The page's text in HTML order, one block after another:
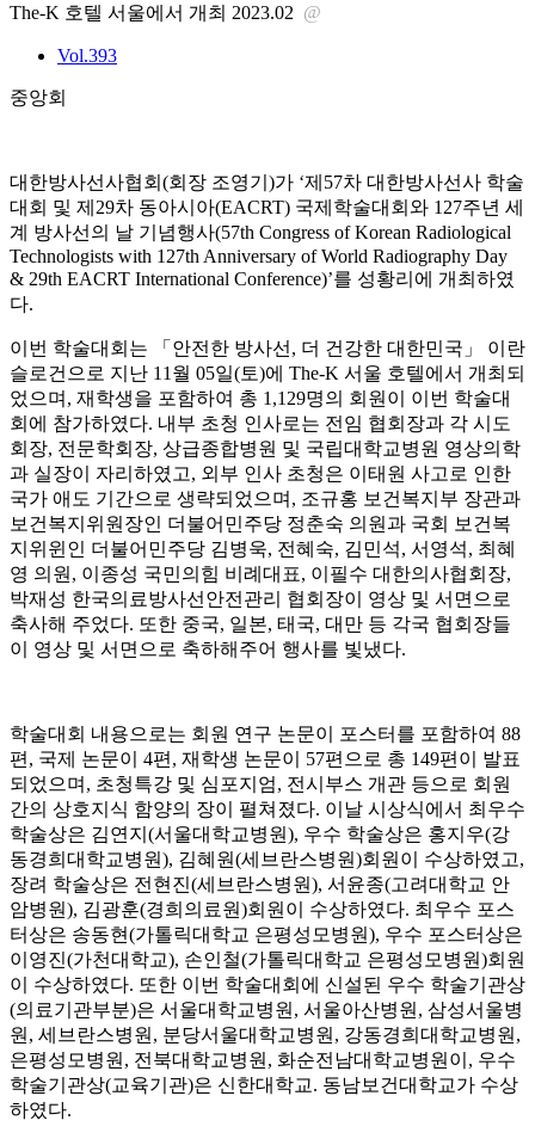
The-K 호텔 서울에서 개최 2023.02 @
Vol.393
중앙회
대한방사선사협회(회장 조영기)가 ‘제57차 대한방사선사 학술
대회 및 제29차 동아시아(EACRT) 국제학술대회와 127주년 세
계 방사선의 날 기념행사(57th Congress of Korean Radiological
Technologists with 127th Anniversary of World Radiography Day
& 29th EACRT International Conference)’를 성황리에 개최하였
다.
이번 학술대회는 「안전한 방사선, 더 건강한 대한민국」 이란
슬로건으로 지난 11월 05일(토)에 The-K 서울 호텔에서 개최되
었으며, 재학생을 포함하여 총 1,129명의 회원이 이번 학술대
회에 참가하였다. 내부 초청 인사로는 전임 협회장과 각 시도
회장, 전문학회장, 상급종합병원 및 국립대학교병원 영상의학
과 실장이 자리하였고, 외부 인사 초청은 이태원 사고로 인한
국가 애도 기간으로 생략되었으며, 조규홍 보건복지부 장관과
보건복지위원장인 더불어민주당 정춘숙 의원과 국회 보건복
지위윈인 더불어민주당 김병욱, 전혜숙, 김민석, 서영석, 최혜
영 의원, 이종성 국민의힘 비례대표, 이필수 대한의사협회장,
박재성 한국의료방사선안전관리 협회장이 영상 및 서면으로
축사해 주었다. 또한 중국, 일본, 태국, 대만 등 각국 협회장들
이 영상 및 서면으로 축하해주어 행사를 빛냈다.
학술대회 내용으로는 회원 연구 논문이 포스터를 포함하여 88
편, 국제 논문이 4편, 재학생 논문이 57편으로 총 149편이 발표
되었으며, 초청특강 및 심포지엄, 전시부스 개관 등으로 회원
간의 상호지식 함양의 장이 펼쳐졌다. 이날 시상식에서 최우수
학술상은 김연지(서울대학교병원), 우수 학술상은 홍지우(강
동경희대학교병원), 김혜원(세브란스병원)회원이 수상하였고,
장려 학술상은 전현진(세브란스병원), 서윤종(고려대학교 안
암병원), 김광훈(경희의료원)회원이 수상하였다. 최우수 포스
터상은 송동현(가톨릭대학교 은평성모병원), 우수 포스터상은
이영진(가천대학교), 손인철(가톨릭대학교 은평성모병원)회원
이 수상하였다. 또한 이번 학술대회에 신설된 우수 학술기관상
(의료기관부분)은 서울대학교병원, 서울아산병원, 삼성서울병
원, 세브란스병원, 분당서울대학교병원, 강동경희대학교병원,
은평성모병원, 전북대학교병원, 화순전남대학교병원이, 우수
학술기관상(교육기관)은 신한대학교. 동남보건대학교가 수상
하였다.